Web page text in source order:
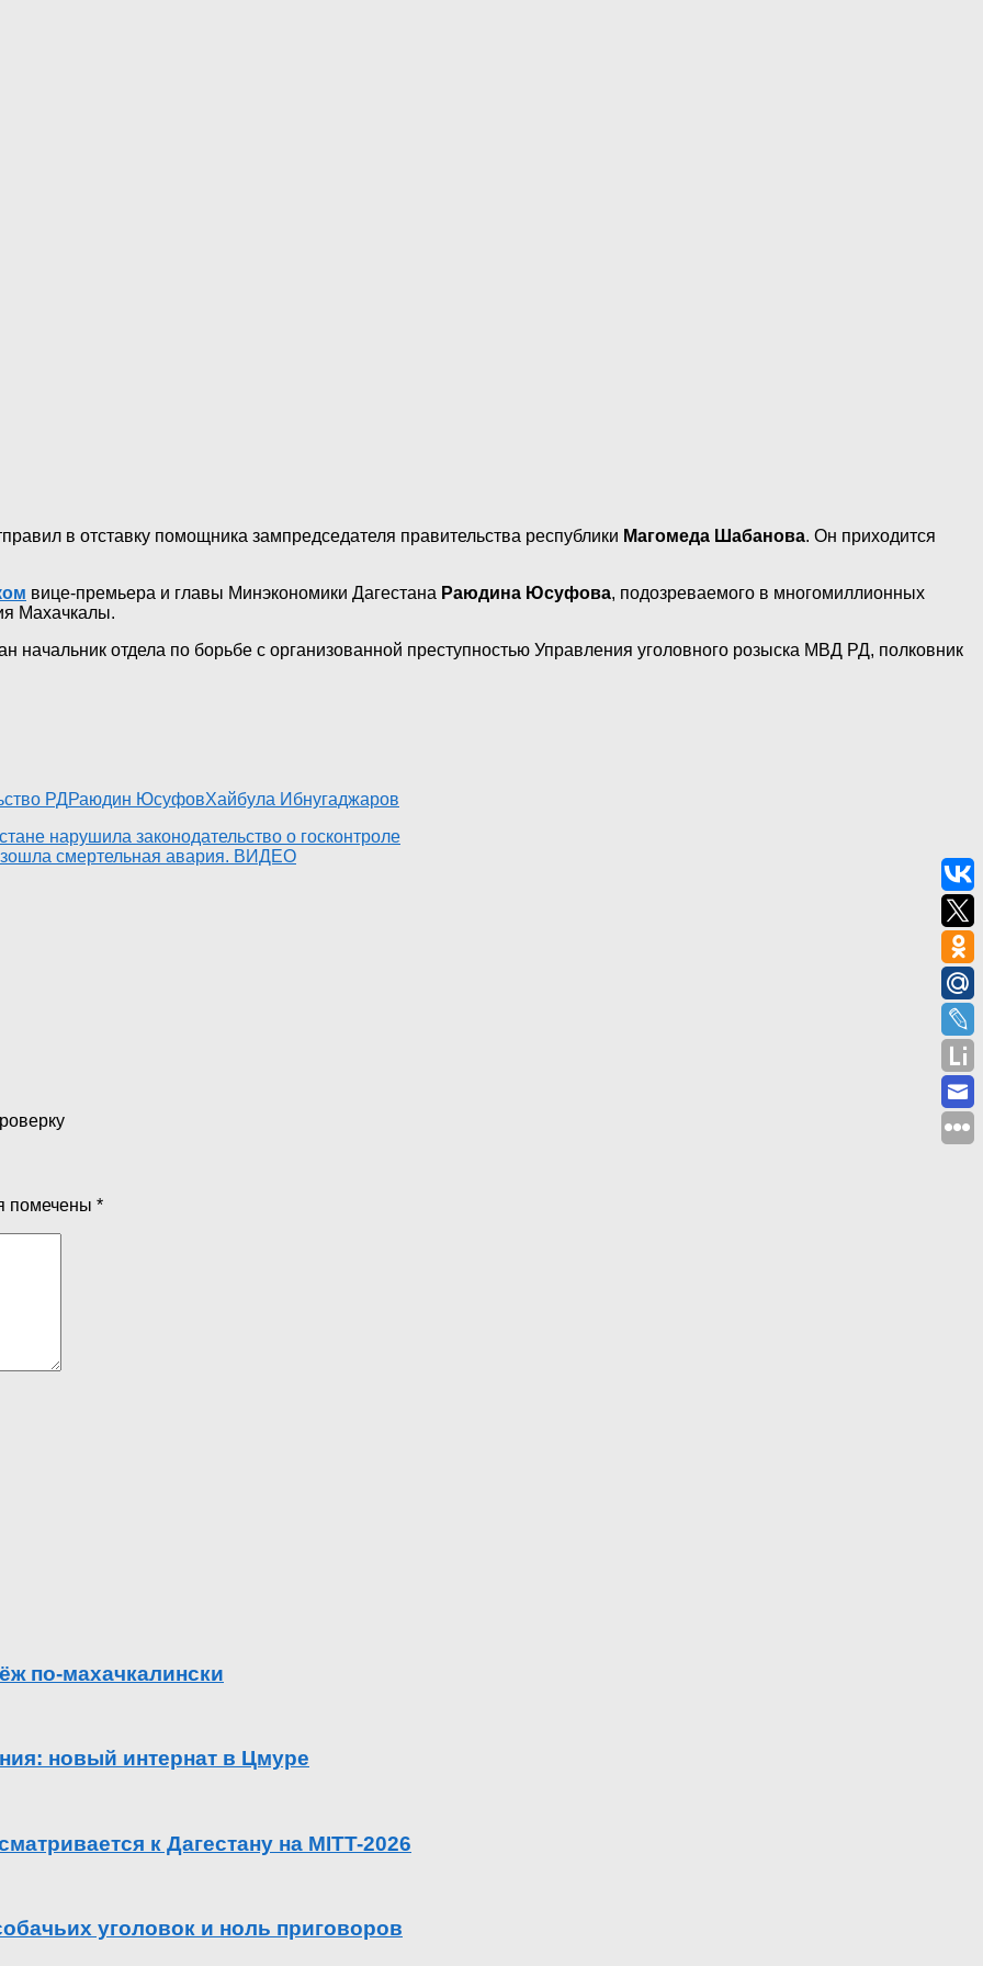
в отставку помощника зампредседателя правительства республики Магомеда Шабанова. Он приходится
вице-премьера и главы Минэкономики Дагестана Раюдина Юсуфова, подозреваемого в многомиллионных
Махачкалы.
начальник отдела по борьбе с организованной преступностью Управления уголовного розыска МВД РД, полковник
РДРаюдин ЮсуфовХайбула Ибнугаджаров
нарушила законодательство о госконтроле
смертельная авария. ВИДЕО
помечены *
по-махачкалински
новый интернат в Цмуре
к Дагестану на MITT-2026
уголовок и ноль приговоров